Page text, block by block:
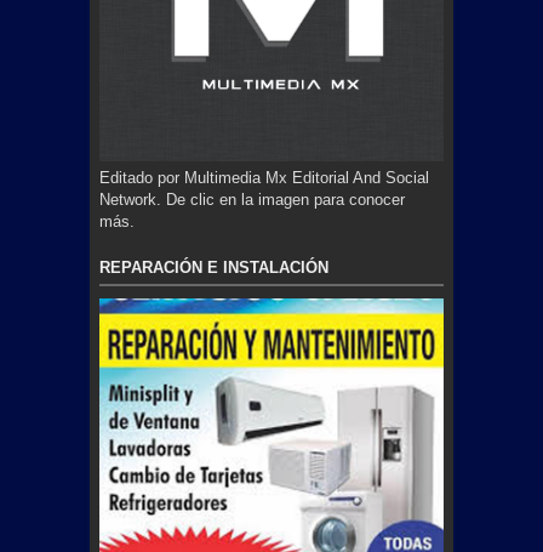
Editado por Multimedia Mx Editorial And Social
Network. De clic en la imagen para conocer
más.
REPARACIÓN E INSTALACIÓN